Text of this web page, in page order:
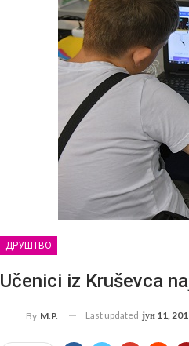
ДРУШТВО
Učenici iz Kruševca
By M.P. Last updated јун 11,